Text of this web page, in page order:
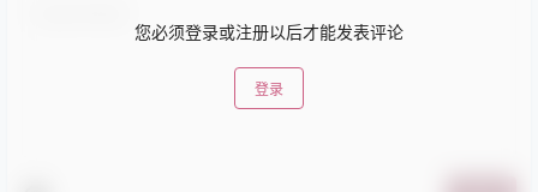
您必须登录或注册以后才能发表评论
登录